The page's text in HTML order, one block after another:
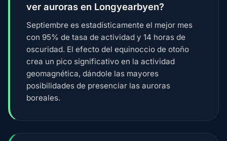
ver auroras en Longyearbyen?
Septiembre es estadísticamente el mejor mes
con 95% de tasa de actividad y 14 horas de
oscuridad. El efecto del equinoccio de otoño
crea un pico significativo en la actividad
geomagnética, dándole las mayores
posibilidades de presenciar las auroras
boreales.